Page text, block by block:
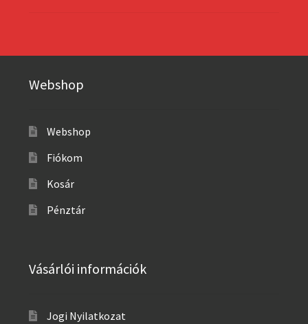
Webshop
Webshop
Fiókom
Kosár
Pénztár
Vásárlói információk
Jogi Nyilatkozat